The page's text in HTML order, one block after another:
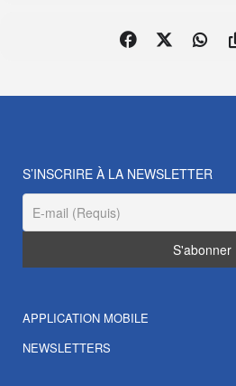
S’INSCRIRE À LA NEWSLETTER
APPLICATION MOBILE
NEWSLETTERS